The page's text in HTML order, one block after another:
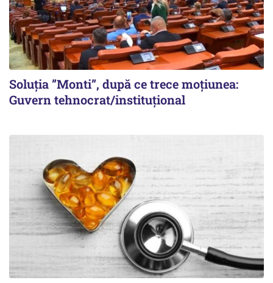
Soluția ”Monti”, după ce trece moțiunea:
Guvern tehnocrat/instituțional